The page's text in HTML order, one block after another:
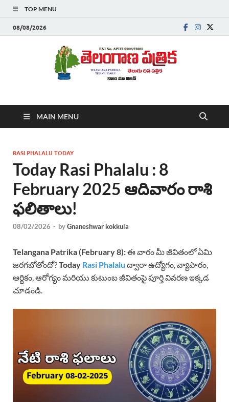
TOP MENU
08/08/2026
Telanganapatrika
,Latest Telangana News, Rajanna Sircilla News, Telangana
Breaking News, Telugu Newspaper Online, Today Telugu News,
తెలుగు వార్తలు , బ్రేకింగ్ న్యూస్ తెలుగులో , తెలంగాణ లో తాజా అప్‌డేట్స్ ,
తెలుగు న్యూస్ పేపర్
MAIN MENU
RASI PHALALU TODAY
Today Rasi Phalalu : 8
February 2025 ఆదివారం రాశి
ఫలితాలు!
08/02/2026 - byGnaneshwar kokkula
Telangana Patrika (February8):ఈ వారం మీ జీవితంలో ఏమి
జరగబోతోందో?Today Rasi Phalalu ద్వారా ఉద్యోగం, వ్యాపారం,
ఆర్థికం, ఆరోగ్యం మరియు కుటుంబ జీవితంపై పూర్తి వివరణ ఇక్కడ
చూడండి.